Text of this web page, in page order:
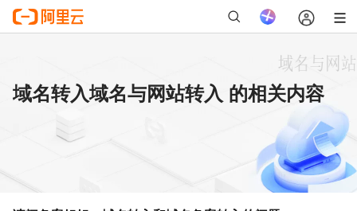
域名转入域名与网站转入 的相关内容